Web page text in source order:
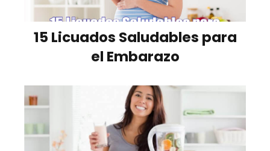
15 Licuados Saludables para
el Embarazo